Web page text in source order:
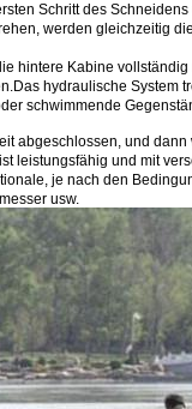
Schritt des
werden gleichzeitig
hintere Kabine
hydraulische
schwimmende
abgeschlossen, und dann
leistungsfähig und mit
je nach den
usw.